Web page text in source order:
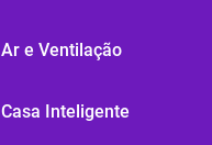
Ar e Ventilação
Casa Inteligente